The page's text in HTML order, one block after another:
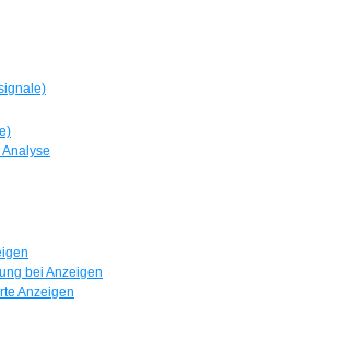
bei Anzeigen
Anzeigen